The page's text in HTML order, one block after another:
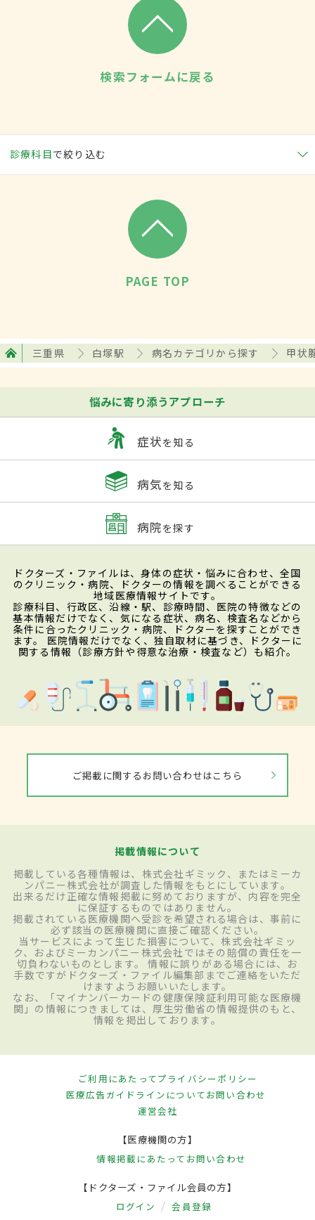
検索フォームに戻る
診療科目で絞り込む
PAGE TOP
三重県 白塚駅 病名カテゴリから探す 甲状
悩みに寄り添うアプローチ
症状を知る
病気を知る
病院を探す
ドクターズ・ファイルは、身体の症状・悩みに合わせ、全国
のクリニック・病院、ドクターの情報を調べることができる
地域医療情報サイトです。
診療科目、行政区、沿線・駅、診療時間、医院の特徴などの
基本情報だけでなく、気になる症状、病名、検査名などから
条件に合ったクリニック・病院、ドクターを探すことができ
ます。 医院情報だけでなく、独自取材に基づき、ドクターに
関する情報（診療方針や得意な治療・検査など）も紹介。
ご掲載に関するお問い合わせはこちら
掲載情報について
掲載している各種情報は、株式会社ギミック、またはミーカ
ンパニー株式会社が調査した情報をもとにしています。
出来るだけ正確な情報掲載に努めておりますが、内容を完全
に保証するものではありません。
掲載されている医療機関へ受診を希望される場合は、事前に
必ず該当の医療機関に直接ご確認ください。
当サービスによって生じた損害について、株式会社ギミッ
ク、およびミーカンパニー株式会社ではその賠償の責任を一
切負わないものとします。 情報に誤りがある場合には、お
手数ですがドクターズ・ファイル編集部までご連絡をいただ
けますようお願いいたします。
なお、「マイナンバーカードの健康保険証利用可能な医療機
関」の情報につきましては、厚生労働省の情報提供のもと、
情報を掲出しております。
ご利用にあたってプライバシーポリシー
医療広告ガイドラインについてお問い合わせ
運営会社
【医療機関の方】
情報掲載にあたって お問い合わせ
【ドクターズ・ファイル会員の方】
ログイン 会員登録